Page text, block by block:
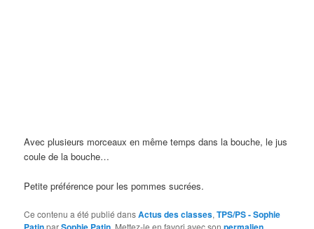
Avec plusieurs morceaux en même temps dans la bouche, le jus
coule de la bouche…
Petite préférence pour les pommes sucrées.
Ce contenu a été publié dansActus des classes,TPS/PS - Sophie
par . Mettez-le en favori avec son